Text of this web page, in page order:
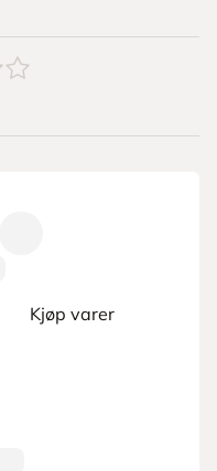
Kjøp varer